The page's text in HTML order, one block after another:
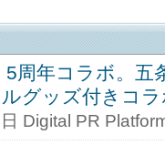
周年コラボ。五
グッズ付きコ
Digital PR